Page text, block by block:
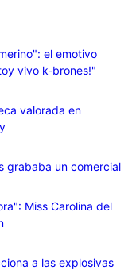
el emotivo
vivo k-brones!"
valorada en
grababa un comercial
Miss Carolina del
a las explosivas